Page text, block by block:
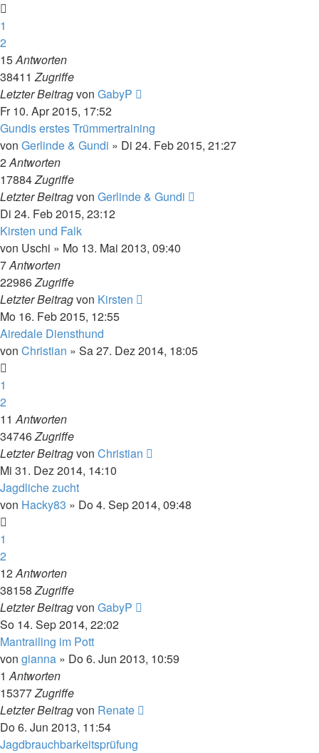
1
2
15Antworten
38411Zugriffe
Letzter Beitragvon GabyP
Fr 10. Apr 2015, 17:52
Gundis erstes Trümmertraining
von Gerlinde & Gundi » Di 24. Feb 2015, 21:27
2Antworten
17884Zugriffe
Letzter Beitragvon Gerlinde & Gundi
Di 24. Feb 2015, 23:12
Kirsten und Falk
von Uschi » Mo 13. Mai 2013, 09:40
7Antworten
22986Zugriffe
Letzter Beitragvon Kirsten
Mo 16. Feb 2015, 12:55
Airedale Diensthund
von Christian » Sa 27. Dez 2014, 18:05
1
2
11Antworten
34746Zugriffe
Letzter Beitragvon Christian
Mi 31. Dez 2014, 14:10
Jagdliche zucht
von Hacky83 » Do 4. Sep 2014, 09:48
1
2
12Antworten
38158Zugriffe
Letzter Beitragvon GabyP
So 14. Sep 2014, 22:02
Mantrailing im Pott
von gianna » Do 6. Jun 2013, 10:59
1Antworten
15377Zugriffe
Letzter Beitragvon Renate
Do 6. Jun 2013, 11:54
Jagdbrauchbarkeitsprüfung